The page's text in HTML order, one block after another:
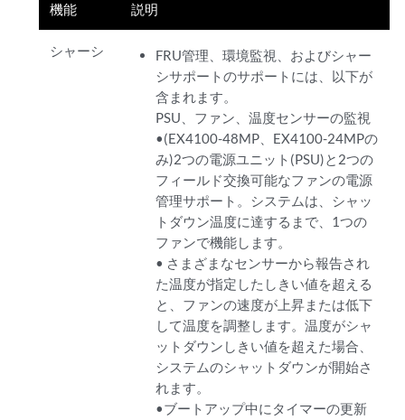
機能 説明
シャーシ
FRU管理、環境監視、およびシャー
シサポートのサポートには、以下が
含まれます。
PSU、ファン、温度センサーの監視
•(EX4100-48MP、EX4100-24MPの
み)2つの電源ユニット(PSU)と2つの
フィールド交換可能なファンの電源
管理サポート。システムは、シャッ
トダウン温度に達するまで、1つの
ファンで機能します。
• さまざまなセンサーから報告され
た温度が指定したしきい値を超える
と、ファンの速度が上昇または低下
して温度を調整します。温度がシャ
ットダウンしきい値を超えた場合、
システムのシャットダウンが開始さ
れます。
•ブートアップ中にタイマーの更新